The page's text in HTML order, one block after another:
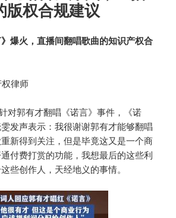
版权合规建议
爆火，直播间翻唱歌曲的知识产权合
律师
对郭有才翻唱《诺言》事件，《诺
发声表示：我很谢谢郭有才能够翻唱
新得到关注，但是毕竟这又是一个商
付费打赏的功能，我想最后的这些利
些创作人，天经地义的事情。